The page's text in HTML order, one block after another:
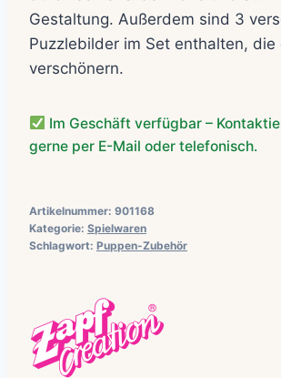
Gestaltung. Außerdem sind 3
Puzzlebilder im Set enthalten,
verschönern.
Im Geschäft verfügbar –
gerne per E-Mail oder telefonisch.
Artikelnummer: 901168
Kategorie: Spielwaren
Schlagwort: Puppen-Zubehör